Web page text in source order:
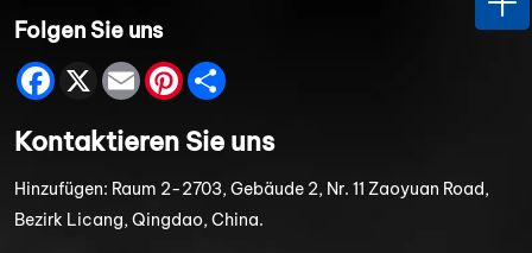
Folgen Sie uns
Facebook
X EmailPinterest
Kontaktieren Sie uns
Hinzufügen: Raum 2-2703, Gebäude 2, Nr. 11 Zaoyuan Road,
Bezirk Licang, Qingdao, China.